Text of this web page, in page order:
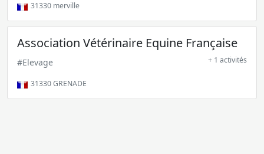
31330 merville
Association Vétérinaire Equine Française
#Elevage + 1 activités
31330GRENADE